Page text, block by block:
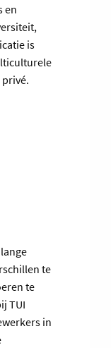
en
is
te
te
TUI
in